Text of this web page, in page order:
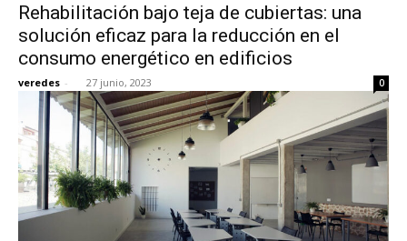
Rehabilitación bajo teja de cubiertas: una
solución eficaz para la reducción en el
consumo energético en edificios
veredes - 27 junio, 2023 0